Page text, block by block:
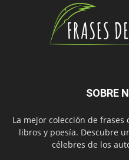
SOBRE
La mejor colección de
libros y poesía. Descubre
célebres de los